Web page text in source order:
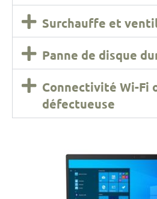
Surchauffe et
Panne de disque
Connectivité Wi-Fi
défectueuse